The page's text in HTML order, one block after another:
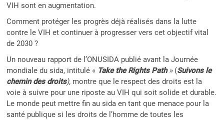
VIH sont en augmentation.
Comment protéger les progrès déjà réalisés dans la lutte
contre le VIH et continuer à progresser vers cet objectif vital
de 2030 ?
Un nouveau rapport de l’ONUSIDA publié avant la Journée
mondiale du sida, intitulé « Take the Rights Path» (Suivons le
chemin des droits), montre que le respect des droits est la
voie à suivre pour une riposte au VIH qui soit solide et durable.
Le monde peut mettre fin au sida en tant que menace pour la
santé publique si les droits de l’homme de toutes les